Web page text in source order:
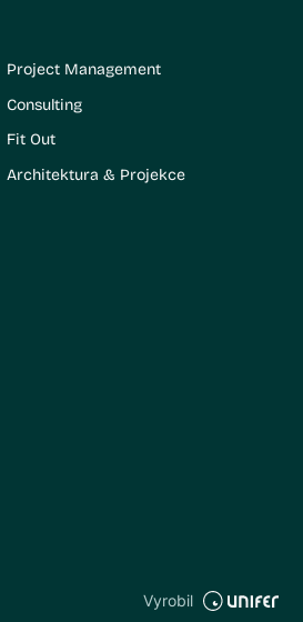
Project Management
Consulting
Fit Out
Architektura & Projekce
Vyrobil